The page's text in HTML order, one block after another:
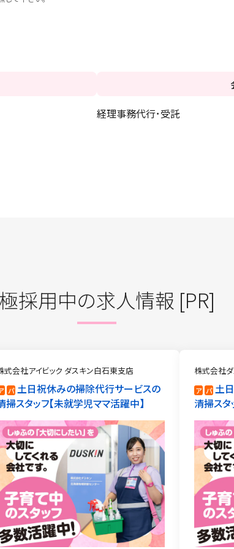
経理事務代行･受託
採用中の求人情報 [PR]
式会社アイビック ダスキン白石東支店
パ 土日祝休みの掃除代行サービスの
掃スタッフ 未就学児ママ活躍中
株式会社
ア パ 土
清掃スタ